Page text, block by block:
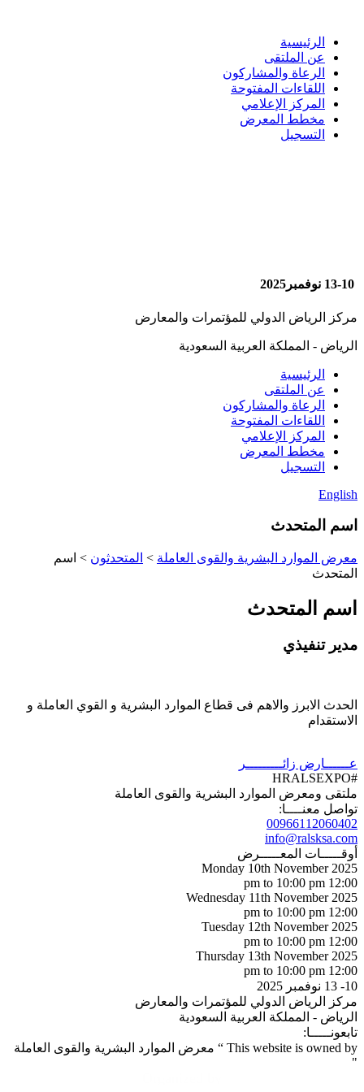
الرئيسية
عن الملتقى
الرعاة والمشاركون
اللقاءات المفتوحة
المركز الإعلامي
مخطط المعرض
التسجيل
مركز الرياض الدولي للمؤتمرات والمعارض
الرياض - المملكة العربية السعودية
الرئيسية
عن الملتقى
الرعاة والمشاركون
اللقاءات المفتوحة
المركز الإعلامي
مخطط المعرض
التسجيل
English
اسم المتحدث
معرض الموارد البشرية والقوى العاملة > المتحدثون > اسم
المتحدث
اسم المتحدث
مدير تنفيذي
الحدث الابرز والاهم فى قطاع الموارد البشرية و القوي العاملة و
الاستقدام
عــــــارض زائـــــــــر
#HRALSEXPO
ملتقى ومعرض الموارد البشرية والقوى العاملة
تواصل معنــــا:
00966112060402
info@ralsksa.com
أوقـــــات المعـــــرض
Monday 10th November 2025
12:00 pm to 10:00 pm
Wednesday 11th November 2025
12:00 pm to 10:00 pm
Tuesday 12th November 2025
12:00 pm to 10:00 pm
Thursday 13th November 2025
12:00 pm to 10:00 pm
10- 13 نوفمبر 2025
مركز الرياض الدولي للمؤتمرات والمعارض
الرياض - المملكة العربية السعودية
تابعونـــــا:
This website is owned by “ معرض الموارد البشرية والقوى العاملة
"